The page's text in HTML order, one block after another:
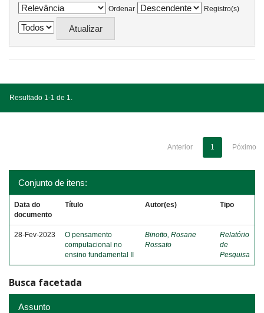
Ordenar
Registro(s)
Resultado 1-1 de 1.
Anterior 1 Póximo
Conjunto de itens:
Data do
documento
Título Autor(es) Tipo
28-Fev-2023
O pensamento
computacional no
ensino fundamental II
Binotto, Rosane
Rossato
Relatório
de
Pesquisa
Busca facetada
Assunto